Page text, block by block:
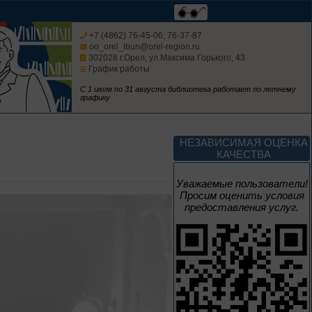
+7 (4862) 76-45-06; 76-37-87
oo_orel_lbun@orel-region.ru
302028 г.Орел, ул.Максима Горького, 43
График работы
С 1 июля по 31 августа библиотека работает по летнему
графику
НЕЗАВИСИМАЯ ОЦЕНКА
КАЧЕСТВА
Уважаемые пользователи!
Просим оценить условия
предоставления услуг.
августа
Человек и природа
Мгновения
композитора Микаэла
Леоновича Таривердиева
1 июня – 30
августа
Культурная суббота.
Краеведение: в
помощь участника